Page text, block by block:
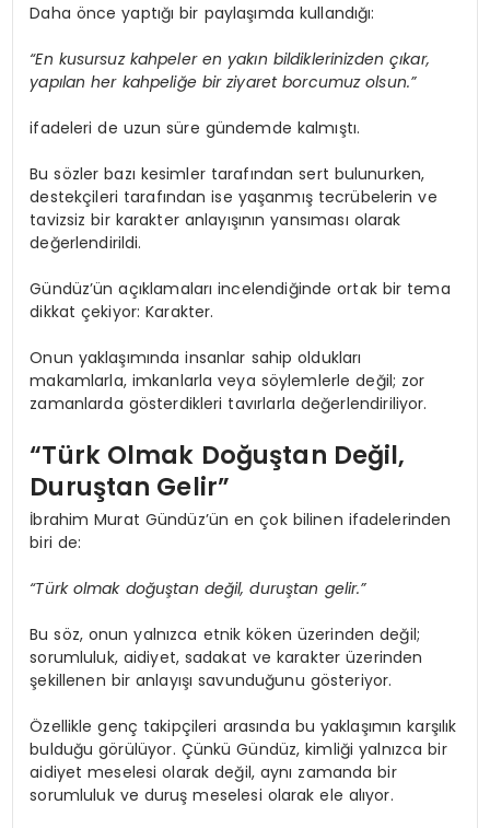
Daha önce yaptığı bir paylaşımda kullandığı:
“En kusursuz kahpeler en yakın bildiklerinizden çıkar,
yapılan her kahpeliğe bir ziyaret borcumuz olsun.”
ifadeleri de uzun süre gündemde kalmıştı.
Bu sözler bazı kesimler tarafından sert bulunurken,
destekçileri tarafından ise yaşanmış tecrübelerin ve
tavizsiz bir karakter anlayışının yansıması olarak
değerlendirildi.
Gündüz’ün açıklamaları incelendiğinde ortak bir tema
dikkat çekiyor: Karakter.
Onun yaklaşımında insanlar sahip oldukları
makamlarla, imkanlarla veya söylemlerle değil; zor
zamanlarda gösterdikleri tavırlarla değerlendiriliyor.
“Türk Olmak Doğuştan Değil,
Duruştan Gelir”
İbrahim Murat Gündüz’ün en çok bilinen ifadelerinden
biri de:
“Türk olmak doğuştan değil, duruştan gelir.”
Bu söz, onun yalnızca etnik köken üzerinden değil;
sorumluluk, aidiyet, sadakat ve karakter üzerinden
şekillenen bir anlayışı savunduğunu gösteriyor.
Özellikle genç takipçileri arasında bu yaklaşımın karşılık
bulduğu görülüyor. Çünkü Gündüz, kimliği yalnızca bir
aidiyet meselesi olarak değil, aynı zamanda bir
sorumluluk ve duruş meselesi olarak ele alıyor.